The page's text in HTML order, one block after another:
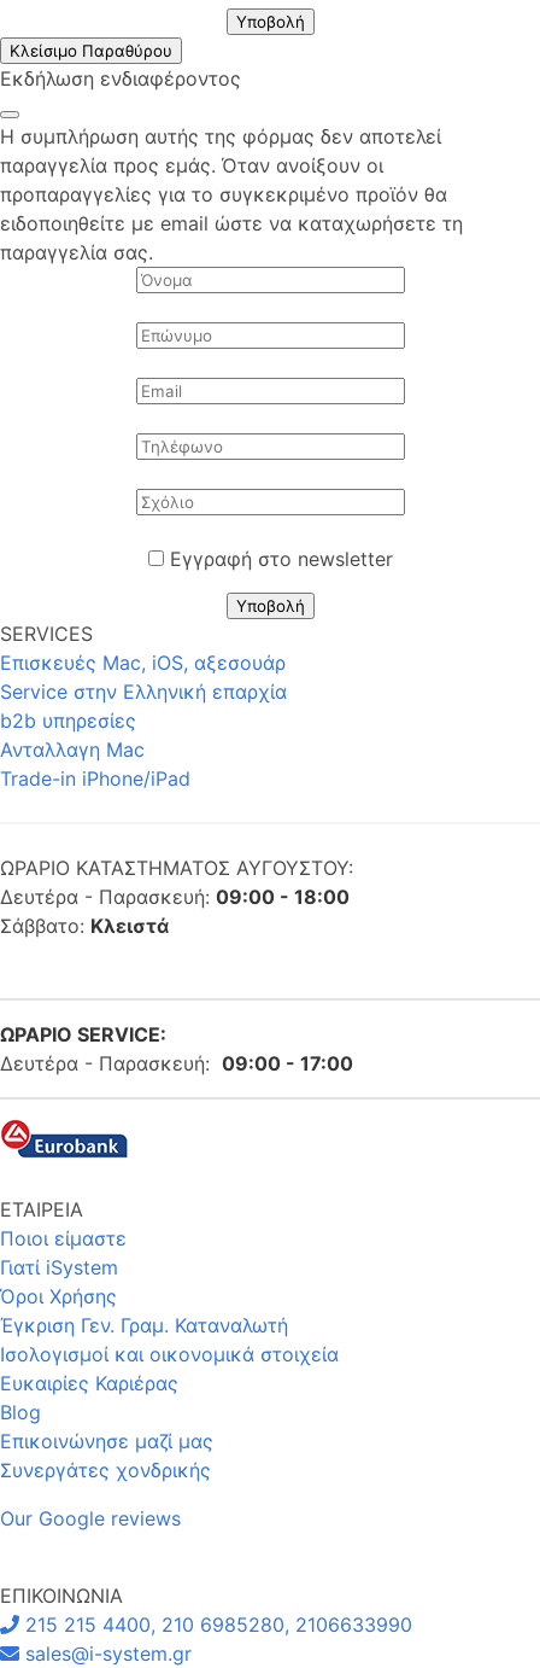
Υποβολή
Κλείσιμο Παραθύρου
Εκδήλωση ενδιαφέροντος
Η συμπλήρωση αυτής της φόρμας δεν αποτελεί
παραγγελία προς εμάς. Όταν ανοίξουν οι
προπαραγγελίες για το συγκεκριμένο προϊόν θα
ειδοποιηθείτε με email ώστε να καταχωρήσετε τη
παραγγελία σας.
Εγγραφή στο newsletter
Υποβολή
SERVICES
Επισκευές Mac, iOS, αξεσουάρ
Service στην Eλληνική επαρχία
b2b υπηρεσίες
Ανταλλαγη Mac
Trade-in iPhone/iPad
ΩΡΑΡΙΟ ΚΑΤΑΣΤΗΜΑΤΟΣ ΑΥΓΟΥΣΤΟΥ:
Δευτέρα - Παρασκευή: 09:00 - 18:00
Σάββατο: Κλειστά
ΩΡΑΡΙΟ SERVICE:
Δευτέρα - Παρασκευή: 09:00 - 17:00
ΕΤΑΙΡΕΙΑ
Ποιοι είμαστε
Γιατί iSystem
Όροι Χρήσης
Έγκριση Γεν. Γραμ. Καταναλωτή
Ισολογισμοί και οικονομικά στοιχεία
Ευκαιρίες Καριέρας
Blog
Επικοινώνησε μαζί μας
Συνεργάτες χονδρικής
Our Google reviews
ΕΠΙΚΟΙΝΩΝΙΑ
215 215 4400, 210 6985280, 2106633990
sales@i-system.gr